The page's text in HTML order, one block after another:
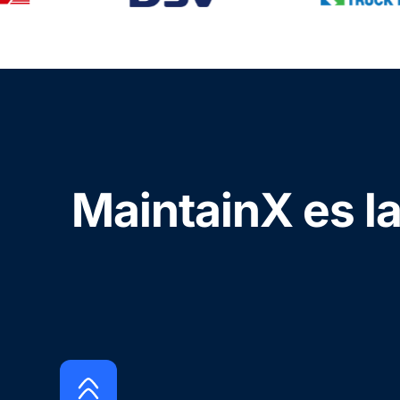
MaintainX es